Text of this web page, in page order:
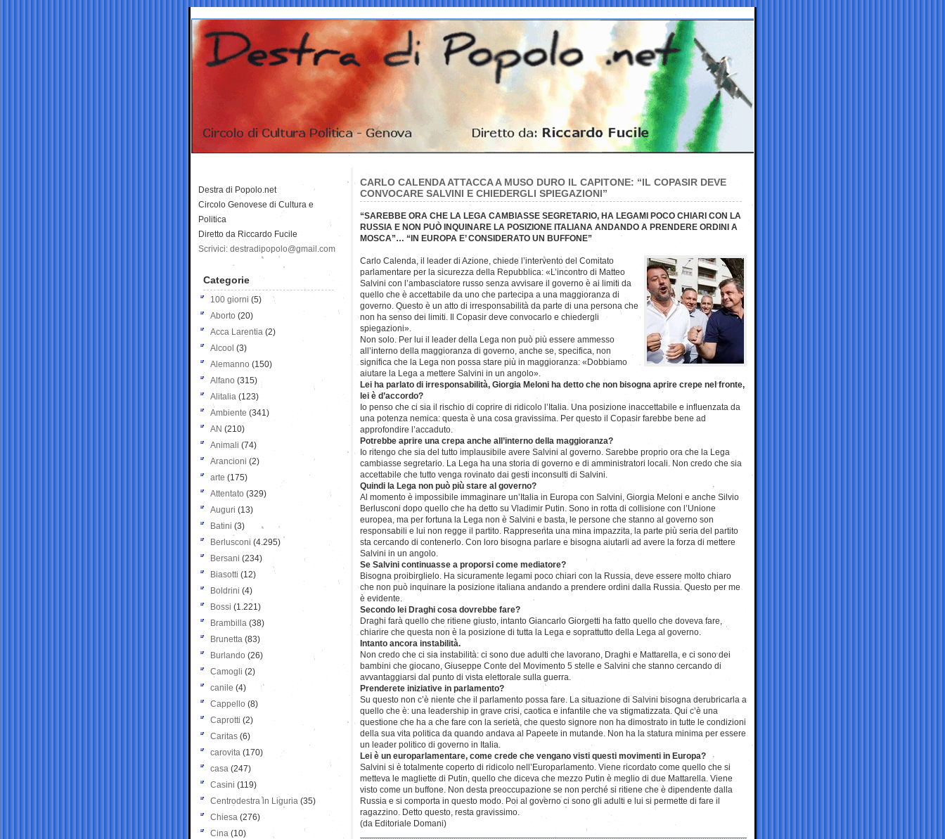
CARLO CALENDA ATTACCA A MUSO DURO IL CAPITONE: “IL COPASIR DEVE
CONVOCARE SALVINI E CHIEDERGLI SPIEGAZIONI”
“SAREBBE ORA CHE LA LEGA CAMBIASSE SEGRETARIO, HA LEGAMI POCO CHIARI CON LA
RUSSIA E NON PUÒ INQUINARE LA POSIZIONE ITALIANA ANDANDO A PRENDERE ORDINI A
MOSCA”… “IN EUROPA E’ CONSIDERATO UN BUFFONE”
Carlo Calenda, il leader di Azione, chiede l’intervento del Comitato
parlamentare per la sicurezza della Repubblica: «L’incontro di Matteo
Salvini con l’ambasciatore russo senza avvisare il governo è ai limiti da
quello che è accettabile da uno che partecipa a una maggioranza di
governo. Questo è un atto di irresponsabilità da parte di una persona che
non ha senso dei limiti. Il Copasir deve convocarlo e chiedergli
spiegazioni».
Non solo. Per lui il leader della Lega non può più essere ammesso
all’interno della maggioranza di governo, anche se, specifica, non
significa che la Lega non possa stare più in maggioranza: «Dobbiamo
aiutare la Lega a mettere Salvini in un angolo».
Lei ha parlato di irresponsabilità, Giorgia Meloni ha detto che non bisogna aprire crepe nel fronte,
lei è d’accordo?
Io penso che ci sia il rischio di coprire di ridicolo l’Italia. Una posizione inaccettabile e influenzata da
una potenza nemica: questa è una cosa gravissima. Per questo il Copasir farebbe bene ad
approfondire l’accaduto.
Potrebbe aprire una crepa anche all’interno della maggioranza?
Io ritengo che sia del tutto implausibile avere Salvini al governo. Sarebbe proprio ora che la Lega
cambiasse segretario. La Lega ha una storia di governo e di amministratori locali. Non credo che sia
accettabile che tutto venga rovinato dai gesti inconsulti di Salvini.
Quindi la Lega non può più stare al governo?
Al momento è impossibile immaginare un’Italia in Europa con Salvini, Giorgia Meloni e anche Silvio
Berlusconi dopo quello che ha detto su Vladimir Putin. Sono in rotta di collisione con l’Unione
europea, ma per fortuna la Lega non è Salvini e basta, le persone che stanno al governo son
responsabili e lui non regge il partito. Rappresenta una mina impazzita, la parte più seria del partito
sta cercando di contenerlo. Con loro bisogna parlare e bisogna aiutarli ad avere la forza di mettere
Salvini in un angolo.
Se Salvini continuasse a proporsi come mediatore?
Bisogna proibirglielo. Ha sicuramente legami poco chiari con la Russia, deve essere molto chiaro
che non può inquinare la posizione italiana andando a prendere ordini dalla Russia. Questo per me
è evidente.
Secondo lei Draghi cosa dovrebbe fare?
Draghi farà quello che ritiene giusto, intanto Giancarlo Giorgetti ha fatto quello che doveva fare,
chiarire che questa non è la posizione di tutta la Lega e soprattutto della Lega al governo.
Intanto ancora instabilità.
Non credo che ci sia instabilità: ci sono due adulti che lavorano, Draghi e Mattarella, e ci sono dei
bambini che giocano, Giuseppe Conte del Movimento 5 stelle e Salvini che stanno cercando di
avvantaggiarsi dal punto di vista elettorale sulla guerra.
Prenderete iniziative in parlamento?
Su questo non c’è niente che il parlamento possa fare. La situazione di Salvini bisogna derubricarla a
quello che è: una leadership in grave crisi, caotica e infantile che va stigmatizzata. Qui c’è una
questione che ha a che fare con la serietà, che questo signore non ha dimostrato in tutte le condizioni
della sua vita politica da quando andava al Papeete in mutande. Non ha la statura minima per essere
un leader politico di governo in Italia.
Lei è un europarlamentare, come crede che vengano visti questi movimenti in Europa?
Salvini si è totalmente coperto di ridicolo nell’Europarlamento. Viene ricordato come quello che si
metteva le magliette di Putin, quello che diceva che mezzo Putin è meglio di due Mattarella. Viene
visto come un buffone. Non desta preoccupazione se non perché si ritiene che è dipendente dalla
Russia e si comporta in questo modo. Poi al governo ci sono gli adulti e lui si permette di fare il
ragazzino. Detto questo, resta gravissimo.
(da Editoriale Domani)
Destra di Popolo.net
Circolo Genovese di Cultura e
Politica
Diretto da Riccardo Fucile
Scrivici: destradipopolo@gmail.com
Categorie
100 giorni (5)
Aborto (20)
Acca Larentia (2)
Alcool (3)
Alemanno (150)
Alfano (315)
Alitalia (123)
Ambiente (341)
AN (210)
Animali (74)
Arancioni (2)
arte (175)
Attentato (329)
Auguri (13)
Batini (3)
Berlusconi (4.295)
Bersani (234)
Biasotti (12)
Boldrini (4)
Bossi (1.221)
Brambilla (38)
Brunetta (83)
Burlando (26)
Camogli (2)
canile (4)
Cappello (8)
Caprotti (2)
Caritas (6)
carovita (170)
casa (247)
Casini (119)
Centrodestra in Liguria (35)
Chiesa (276)
Cina (10)